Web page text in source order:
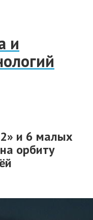
и
и 6 малых
орбиту